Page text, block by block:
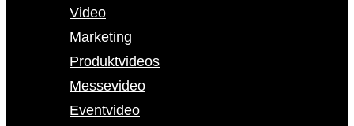
Video
Marketing
Produktvideos
Messevideo
Eventvideo